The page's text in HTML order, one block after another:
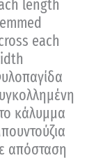
length
each
κάλυμμα
απόσταση